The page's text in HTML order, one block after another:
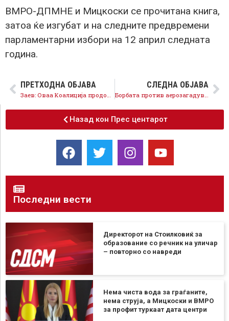
ВМРО-ДПМНЕ и Мицкоски се прочитана книга,
затоа ќе изгубат и на следните предвремени
парламентарни избори на 12 април следната
година.
ПРЕТХОДНА ОБЈАВА
Заев: Оваа Коалиција продолжува да им служи на граѓаните, заедно на 12 април го потврдуваме патот на напредокот
СЛЕДНА ОБЈАВА
Борбата против аерозагадувањето е на прав пат, СДСМ се грижи за граѓаните и животната средина
Назад кон Прес центарот
Последни вести
Директорот на Стоилковиќ за
образование со речник на уличар
– повторно со навреди
Нема чиста вода за граѓаните,
нема струја, а Мицкоски и ВМРО
за профит туркаат дата центри